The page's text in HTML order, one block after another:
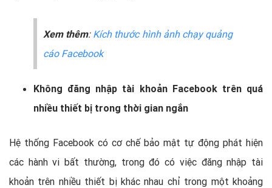
Xem thêm: Kích thước hình ảnh chạy quảng
cáo Facebook
Không đăng nhập tài khoản Facebook trên quá
nhiều thiết bị trong thời gian ngắn
Hệ thống Facebook có cơ chế bảo mật tự động phát hiện
các hành vi bất thường, trong đó có việc đăng nhập tài
khoản trên nhiều thiết bị khác nhau chỉ trong một khoảng